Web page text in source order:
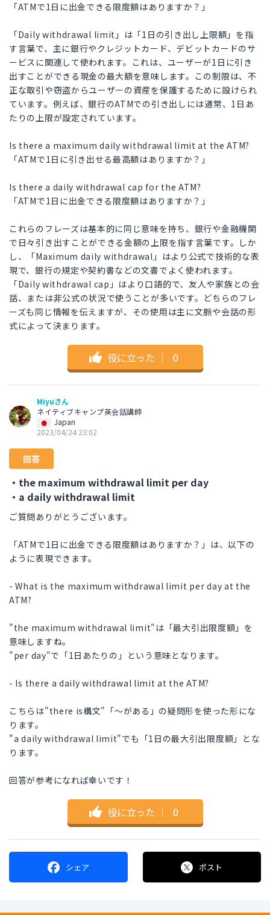
「ATMで1日に出金できる限度額はありますか？」
「Daily withdrawal limit」は「1日の引き出し上限額」を指
す言葉で、主に銀行やクレジットカード、デビットカードのサ
ービスに関連して使われます。これは、ユーザーが1日に引き
出すことができる現金の最大額を意味します。この制限は、不
正な取引や窃盗からユーザーの資産を保護するために設けられ
ています。例えば、銀行のATMでの引き出しには通常、1日あ
たりの上限が設定されています。
Is there a maximum daily withdrawal limit at the ATM?
「ATMで1日に引き出せる最高額はありますか？」
Is there a daily withdrawal cap for the ATM?
「ATMで1日に出金できる限度額はありますか？」
これらのフレーズは基本的に同じ意味を持ち、銀行や金融機関
で日々引き出すことができる金額の上限を指す言葉です。しか
し、「Maximum daily withdrawal」はより公式で技術的な表
現で、銀行の規定や契約書などの文書でよく使われます。
「Daily withdrawal cap」はより口語的で、友人や家族との会
話、または非公式の状況で使うことが多いです。どちらのフレ
ーズも同じ情報を伝えますが、その使用は主に文脈や会話の形
式によって決まります。
役に立った ｜ 0
Miyuさん
ネイティブキャンプ英会話講師
Japan
2023/04/24 23:02
回答
・the maximum withdrawal limit per day
・a daily withdrawal limit
ご質問ありがとうございます。
「ATMで1日に出金できる限度額はありますか？」は、以下の
ように表現できます。
- What is the maximum withdrawal limit per day at the
ATM?
"the maximum withdrawal limit"は「最大引出限度額」を
意味しますね。
"per day"で「1日あたりの」という意味となります。
- Is there a daily withdrawal limit at the ATM?
こちらは"there is構文"「～がある」の疑問形を使った形にな
ります。
"a daily withdrawal limit"でも「1日の最大引出限度額」とな
ります。
回答が参考になれば幸いです！
役に立った ｜ 0
シェア ポスト